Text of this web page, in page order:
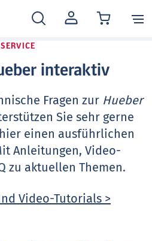
MEIN
KONTO
SERVICE
interaktiv
Fragen zur Hueber
Sie sehr gerne
einen ausführlichen
Anleitungen, Video-
zu aktuellen Themen.
Video-Tutorials >